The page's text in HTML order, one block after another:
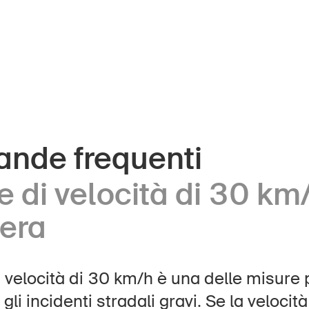
UPI – chi siamo
Media
Campagne
frequenti
di velocità di 30
velocità di 30 km/h è una delle misure
incidenti stradali gravi. Se la